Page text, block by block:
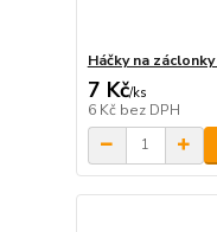
Háčky na
7 Kč/ks
6 Kč bez DPH